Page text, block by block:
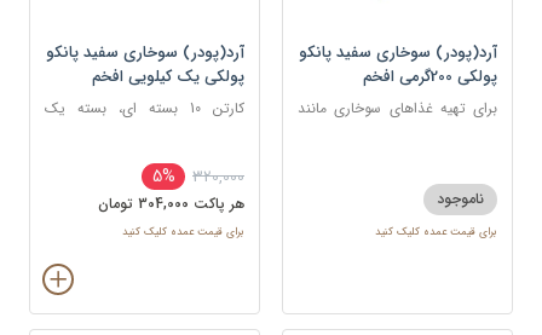
آرد(پودر) سوخاری سفید پانکو
پولکی 200گرمی افخم
برای تهیه غذاهای سوخاری مانند
ناموجود
برای قیمت عمده کلیک کنید
آرد(پودر) سوخاری سفید پانکو
پولکی یک کیلویی افخم
کارتن 10 بسته ای، بسته یک
320,000
5%
هر پاکت 304,000 تومان
برای قیمت عمده کلیک کنید